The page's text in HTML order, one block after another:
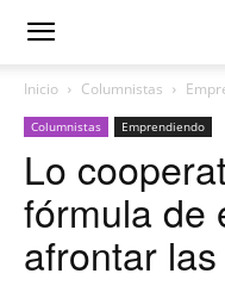
Inicio Columnistas
Columnistas Emprendiendo
Lo
fórmula de
afrontar